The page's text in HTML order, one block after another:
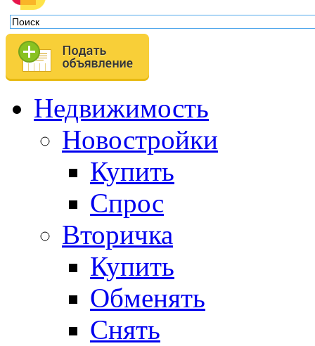
Недвижимость
Новостройки
Купить
Спрос
Вторичка
Купить
Обменять
Снять